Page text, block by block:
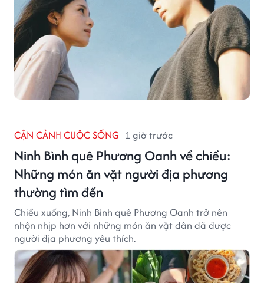
CẬN CẢNH CUỘC SỐNG 1 giờ trước
Ninh Bình quê Phương Oanh về chiều:
Những món ăn vặt người địa phương
thường tìm đến
Chiều xuống, Ninh Bình quê Phương Oanh trở nên
nhộn nhịp hơn với những món ăn vặt dân dã được
người địa phương yêu thích.